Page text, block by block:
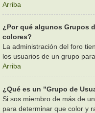
Arriba
¿Por qué algunos Grupos
colores?
La administración del foro
los usuarios de un grupo
Arriba
¿Qué es un "Grupo de
Si sos miembro de más de
para determinar que color y